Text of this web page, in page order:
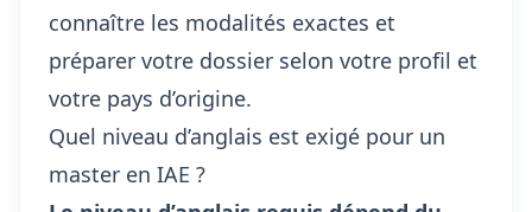
connaître les modalités exactes et
préparer votre dossier selon votre profil et
votre pays d’origine.
Quel niveau d’anglais est exigé pour un
master en IAE ?